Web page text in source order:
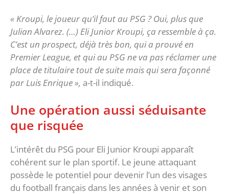
« Kroupi, le joueur qu’il faut au PSG ? Oui, plus que
Julian Alvarez. (…) Eli Junior Kroupi, ça ressemble à ça.
C’est un prospect, déjà très bon, qui a prouvé en
Premier League, et qui au PSG ne va pas réclamer une
place de titulaire tout de suite mais qui sera façonné
par Luis Enrique », a-t-il indiqué.
‎Une opération aussi séduisante
que risquée
‎L’intérêt du PSG pour Eli Junior Kroupi apparaît
cohérent sur le plan sportif. Le jeune attaquant
possède le potentiel pour devenir l’un des visages
du football français dans les années à venir et son